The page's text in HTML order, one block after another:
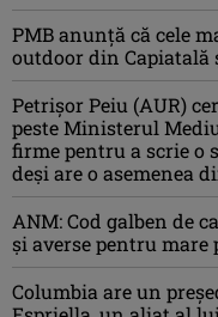
PMB anunță că cele
outdoor din Capiatală
Petrişor Peiu (AUR)
peste Ministerul
firme pentru a scrie o
deşi are o asemenea
ANM: Cod galben de
și averse pentru mare
Columbia are un